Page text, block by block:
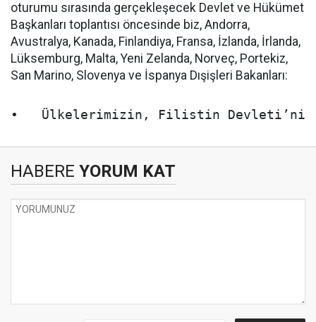
oturumu sırasında gerçekleşecek Devlet ve Hükümet
Başkanları toplantısı öncesinde biz, Andorra,
Avustralya, Kanada, Finlandiya, Fransa, İzlanda, İrlanda,
Lüksemburg, Malta, Yeni Zelanda, Norveç, Portekiz,
San Marino, Slovenya ve İspanya Dışişleri Bakanları:
•   Ülkelerimizin, Filistin Devleti’ni
HABERE YORUM KAT